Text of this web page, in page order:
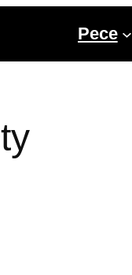
Pece